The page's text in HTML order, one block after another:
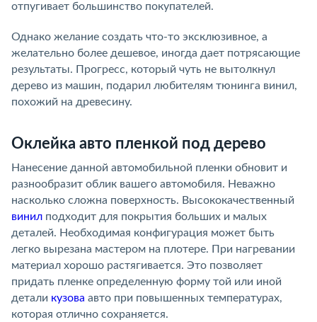
отпугивает большинство покупателей.
Однако желание создать что-то эксклюзивное, а
желательно более дешевое, иногда дает потрясающие
результаты. Прогресс, который чуть не вытолкнул
дерево из машин, подарил любителям тюнинга винил,
похожий на древесину.
Оклейка авто пленкой под дерево
Нанесение данной автомобильной пленки обновит и
разнообразит облик вашего автомобиля. Неважно
насколько сложна поверхность. Высококачественный
винил подходит для покрытия больших и малых
деталей. Необходимая конфигурация может быть
легко вырезана мастером на плотере. При нагревании
материал хорошо растягивается. Это позволяет
придать пленке определенную форму той или иной
детали кузова авто при повышенных температурах,
которая отлично сохраняется.